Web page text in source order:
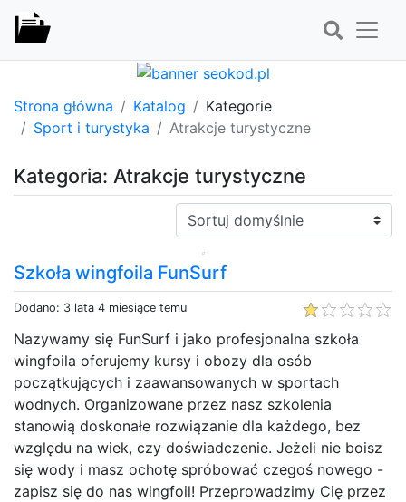
Strona główna Katalog
Kategorie
Sport i turystyka
Atrakcje turystyczne
Kategoria: Atrakcje turystyczne
Sortuj:
Szkoła wingfoila FunSurf
Dodano: 3 lata 4 miesiące temu
Nazywamy się FunSurf i jako profesjonalna szkoła
wingfoila oferujemy kursy i obozy dla osób
początkujących i zaawansowanych w sportach
wodnych. Organizowane przez nasz szkolenia
stanowią doskonałe rozwiązanie dla każdego, bez
względu na wiek, czy doświadczenie. Jeżeli nie boisz
się wody i masz ochotę spróbować czegoś nowego -
zapisz się do nas wingfoil! Przeprowadzimy Cię przez